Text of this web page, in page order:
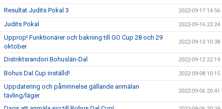
Resultat Judits Pokal 3 2022-09-17 14:56
Judits Pokal 2022-09-16 23:24
Upprop! Funktionärer och bakning till GO Cup 28 och 29
oktober
2022-09-13 10:38
Distriktsrandori Bohuslän-Dal 2022-09-12 22:19
Bohus Dal Cup inställd! 2022-09-08 10:15
Uppdatering och påminnelse gällande anmälan
tävling/läger.
2022-09-06 20:41